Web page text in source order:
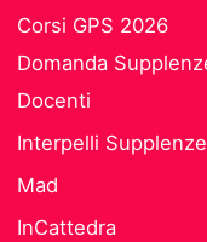
Corsi GPS 2026
Domanda
Docenti
Interpelli Supplenze
Mad
InCattedra